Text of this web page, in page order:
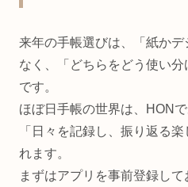
来年の手帳選びは、「紙か
なく、「どちらをどう使い
です。
ほぼ日手帳の世界は、HON
「日々を記録し、振り返る
れます。
まずはアプリを事前登録し